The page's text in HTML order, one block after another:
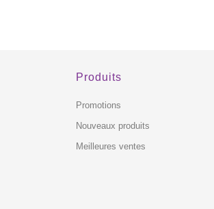
Produits
Promotions
Nouveaux produits
Meilleures ventes